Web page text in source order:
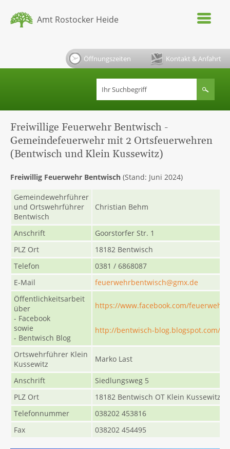
Amt Rostocker Heide
Öffnungszeiten Kontakt & Anfahrt
Freiwillige Feuerwehr Bentwisch -
Gemeindefeuerwehr mit 2 Ortsfeuerwehren
(Bentwisch und Klein Kussewitz)
Freiwillig Feuerwehr Bentwisch (Stand: Juni 2024)
Gemeindewehrführer
und Ortswehrführer
Bentwisch
Christian Behm
Anschrift
Goorstorfer Str. 1
PLZ Ort
18182 Bentwisch
Telefon
0381 / 6868087
E-Mail
feuerwehrbentwisch@gmx.de
Öffentlichkeitsarbeit
über
- Facebook
sowie
- Bentwisch Blog
https://www.facebook.com/
http://bentwisch-blog.blogspot.com/
Ortswehrführer Klein
Kussewitz
Marko Last
Anschrift
Siedlungsweg 5
PLZ Ort
18182 Bentwisch OT Klein Kussewitz
Telefonnummer
038202 453816
Fax
038202 454495